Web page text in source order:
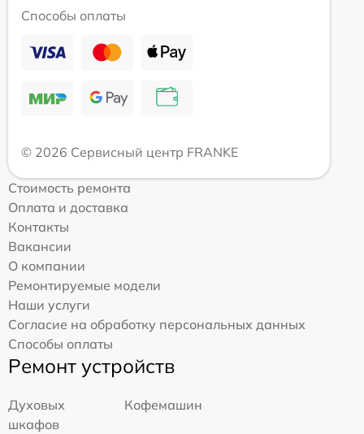
Способы оплаты
© 2026 Сервисный центр FRANKE
Стоимость ремонта
Оплата и доставка
Контакты
Вакансии
О компании
Ремонтируемые модели
Наши услуги
Согласие на обработку персональных данных
Способы оплаты
Ремонт устройств
Духовых
шкафов
Кофемашин